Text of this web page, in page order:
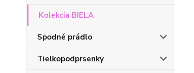
Kolekcia BIELA
Spodné prádlo
Tielkopodprsenky